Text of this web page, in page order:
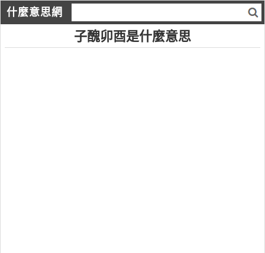
什麼意思網
子醜卯酉是什麼意思